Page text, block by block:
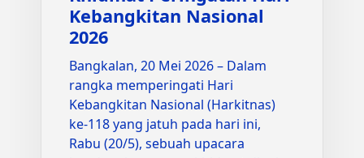
Kebangkitan Nasional
2026
Bangkalan, 20 Mei 2026 – Dalam
rangka memperingati Hari
Kebangkitan Nasional (Harkitnas)
ke-118 yang jatuh pada hari ini,
Rabu (20/5), sebuah upacara